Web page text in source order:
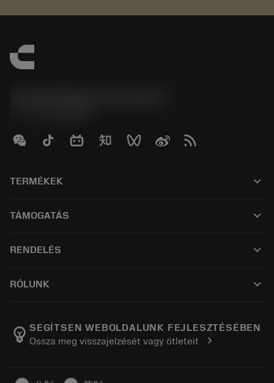
TERMÉKEK keyboard_arrow_down
所有软件
TÁMOGATÁS keyboard_arrow_down
分销商和专业人士
RENDELÉS keyboard_arrow_down
订购
跟踪订单
生成报价单
RÓLUNK keyboard_arrow_down
Manufacturing Wellness
职业发展
文章
emoji_objects SEGÍTSEN WEBOLDALUNK FEJLESZTÉSÉBEN
Ossza meg visszajelzését vagy ötleteit
chevron_right